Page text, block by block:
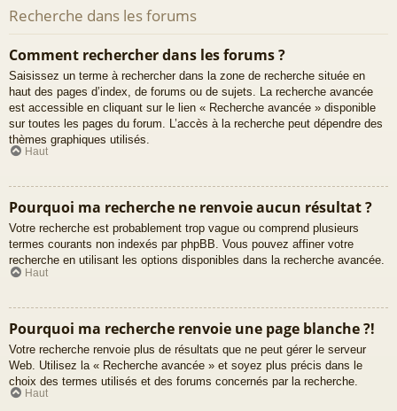
Recherche dans les forums
Comment rechercher dans les forums ?
Saisissez un terme à rechercher dans la zone de recherche située en
haut des pages d’index, de forums ou de sujets. La recherche avancée
est accessible en cliquant sur le lien « Recherche avancée » disponible
sur toutes les pages du forum. L’accès à la recherche peut dépendre des
thèmes graphiques utilisés.
Haut
Pourquoi ma recherche ne renvoie aucun résultat ?
Votre recherche est probablement trop vague ou comprend plusieurs
termes courants non indexés par phpBB. Vous pouvez affiner votre
recherche en utilisant les options disponibles dans la recherche avancée.
Haut
Pourquoi ma recherche renvoie une page blanche ?!
Votre recherche renvoie plus de résultats que ne peut gérer le serveur
Web. Utilisez la « Recherche avancée » et soyez plus précis dans le
choix des termes utilisés et des forums concernés par la recherche.
Haut